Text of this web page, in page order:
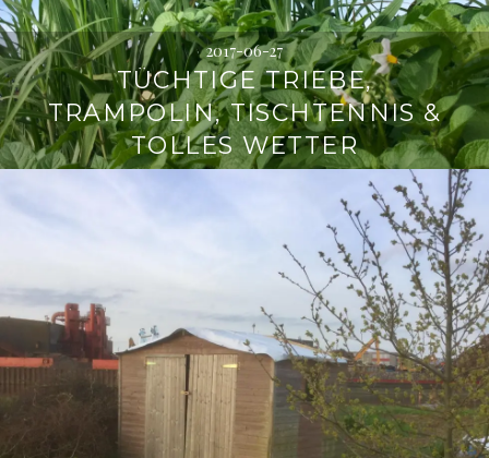
2017-06-27
TÜCHTIGE TRIEBE,
TRAMPOLIN, TISCHTENNIS &
TOLLES WETTER